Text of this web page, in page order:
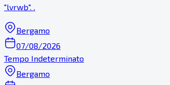
"lvrwb". .
Bergamo
07/08/2026
Tempo Indeterminato
Bergamo